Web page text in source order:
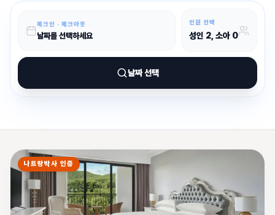
체크인 · 체크아웃
날짜를 선택하세요
인원 선택
성인 2 , 소아 0
날짜 선택
나트랑박사 인증